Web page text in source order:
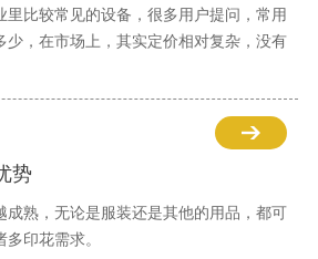
里比较常见的设备，很多用户提问，常用
少，在市场上，其实定价相对复杂，没有
势
成熟，无论是服装还是其他的用品，都可
印花需求。